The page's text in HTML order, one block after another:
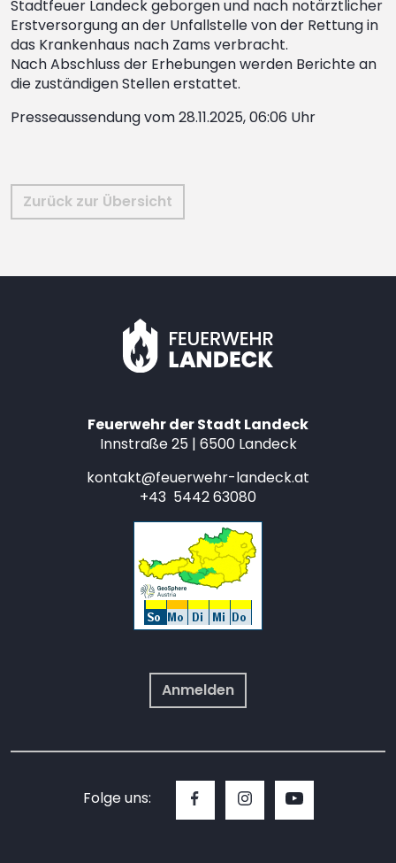
Stadtfeuer Landeck geborgen und nach notärztlicher
Erstversorgung an der Unfallstelle von der Rettung in
das Krankenhaus nach Zams verbracht.
Nach Abschluss der Erhebungen werden Berichte an
die zuständigen Stellen erstattet.
Presseaussendung vom 28.11.2025, 06:06 Uhr
Zurück zur Übersicht
Feuerwehr der Stadt Landeck
Innstraße 25 | 6500 Landeck
kontakt@feuerwehr-landeck.at
+43 5442 63080
Anmelden
Folge uns: